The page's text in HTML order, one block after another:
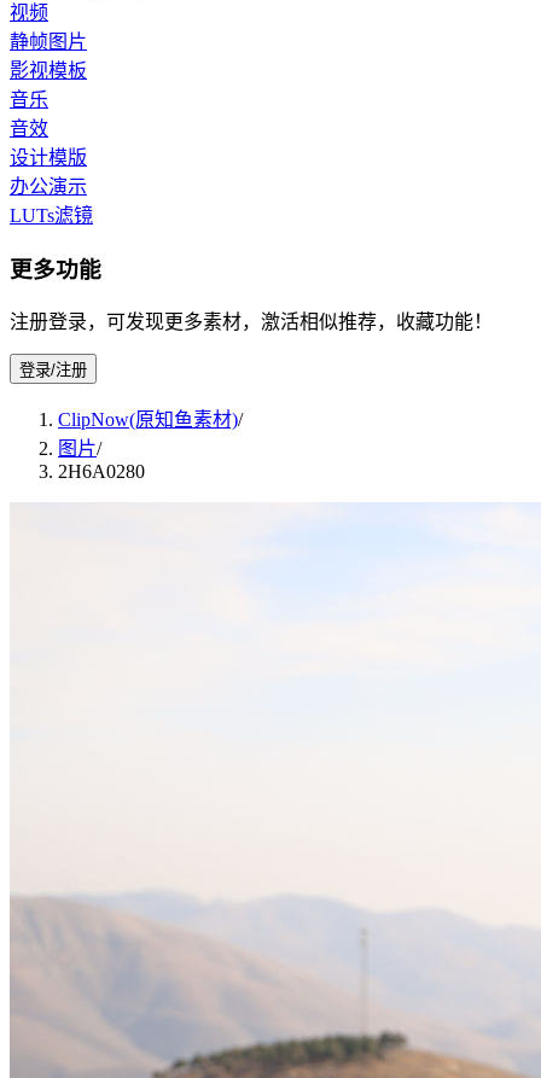
视频
静帧图片
影视模板
音乐
音效
设计模版
办公演示
LUTs滤镜
更多功能
注册登录，可发现更多素材，激活相似推荐，收藏功能！
登录/注册
ClipNow(原知鱼素材)/
图片/
2H6A0280